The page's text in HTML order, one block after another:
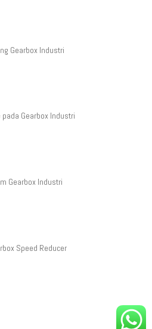
Gearbox Industri
Gearbox Industri
Gearbox Industri
Speed Reducer